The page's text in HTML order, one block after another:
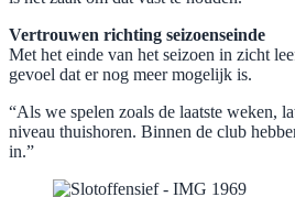
Vertrouwen richting seizoenseinde
Met het einde van het seizoen in zicht
gevoel dat er nog meer mogelijk is.
“Als we spelen zoals de laatste weken,
niveau thuishoren. Binnen de club
in.”